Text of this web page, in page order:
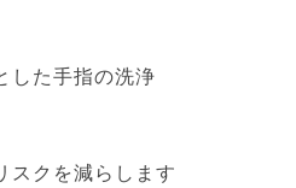
した手指の洗浄
スクを減らします